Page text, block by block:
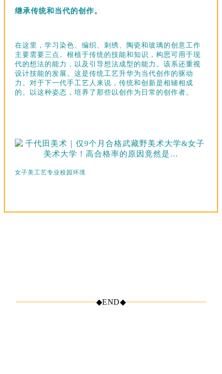
继承传统和当代的创作。
在这里，学习染色、编织、刺绣、陶瓷和玻璃的创意工作
主要需要三点。根植于传统的技能和知识，构思可用于现
代的想法的能力，以及引导想法成型的能力。该系还重视
设计技能的发展。这是传统工艺升华为当代创作的驱动
力。对于下一代手工艺人来说，传统和创新是相辅相成
的。以这种姿态，培养了那些以创作为日常的创作者。
女子美工艺专业校园环境
◆END◆